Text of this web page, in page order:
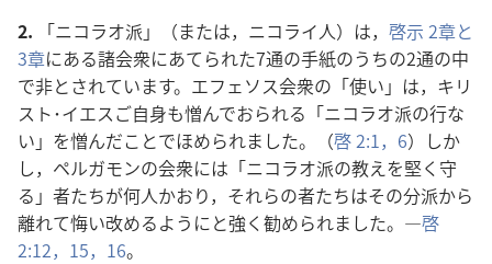
2. 「ニコラオ派」（または，ニコライ人）は， 啓示 2章と
3章にある諸会衆にあてられた7通の手紙のうちの2通の中
で非とされています。エフェソス会衆の「使い」は，キリ
スト･イエスご自身も憎んでおられる「ニコラオ派の行な
い」を憎んだことでほめられました。（啓 2:1， 6）しか
し，ペルガモンの会衆には「ニコラオ派の教えを堅く守
る」者たちが何人かおり，それらの者たちはその分派から
離れて悔い改めるようにと強く勧められました。―啓
2:12， 15，16。